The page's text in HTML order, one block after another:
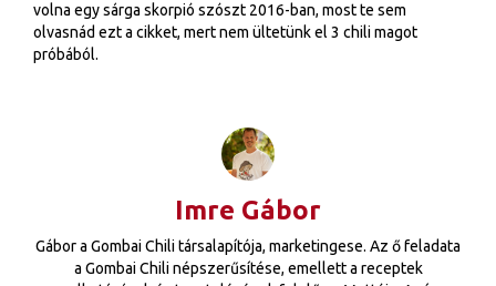
volna egy sárga skorpió szószt 2016-ban, most te sem
olvasnád ezt a cikket, mert nem ültetünk el 3 chili magot
próbából.
Imre Gábor
Gábor a Gombai Chili társalapítója, marketingese. Az ő feladata
a Gombai Chili népszerűsítése, emellett a receptek